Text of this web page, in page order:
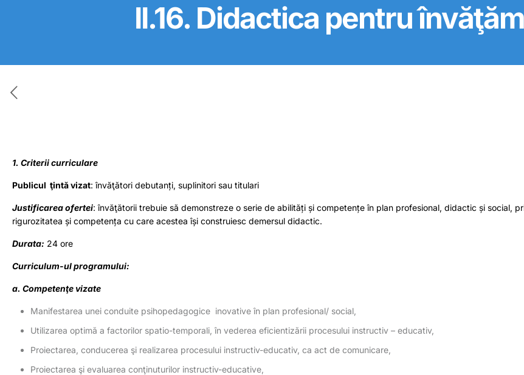
II.16. Didactica pentru
1. Criterii curriculare
Publicul ţintă vizat: învăţători debutanți, suplinitori sau titulari
Justificarea ofertei: învăţătorii trebuie să demonstreze o serie de abilități și competențe în plan profesional, didactic și social,
rigurozitatea și competența cu care acestea își construiesc demersul didactic.
Durata: 24 ore
Curriculum-ul programului:
a. Competenţe vizate
Manifestarea unei conduite psihopedagogice inovative în plan profesional/ social,
Utilizarea optimă a factorilor spatio-temporali, în vederea eficientizării procesului instructiv – educativ,
Proiectarea, conducerea şi realizarea procesului instructiv-educativ, ca act de comunicare,
Proiectarea şi evaluarea conţinuturilor instructiv-educative,